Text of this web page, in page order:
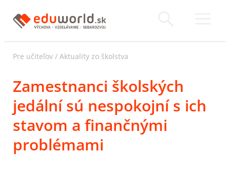
Pre učiteľov / Aktuality zo školstva
Zamestnanci školských
jedální sú nespokojní s ich
stavom a finančnými
problémami